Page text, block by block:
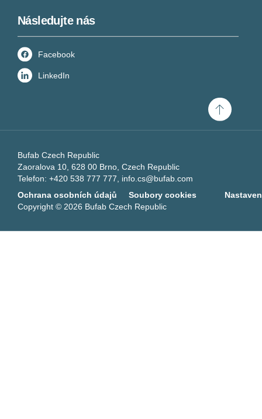
Následujte nás
Facebook
LinkedIn
Scroll
to
Bufab Czech Republic
Zaoralova 10, 628 00 Brno, Czech Republic
Telefon: +420 538 777 777, info.cs@bufab.com
Ochrana osobních údajů
Soubory cookies
Copyright © 2026 Bufab Czech Republic